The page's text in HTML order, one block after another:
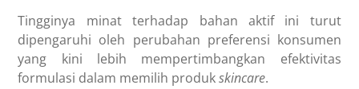
Tingginya minat terhadap bahan aktif ini turut
dipengaruhi oleh perubahan preferensi konsumen
yang kini lebih mempertimbangkan efektivitas
formulasi dalam memilih produkskincare.